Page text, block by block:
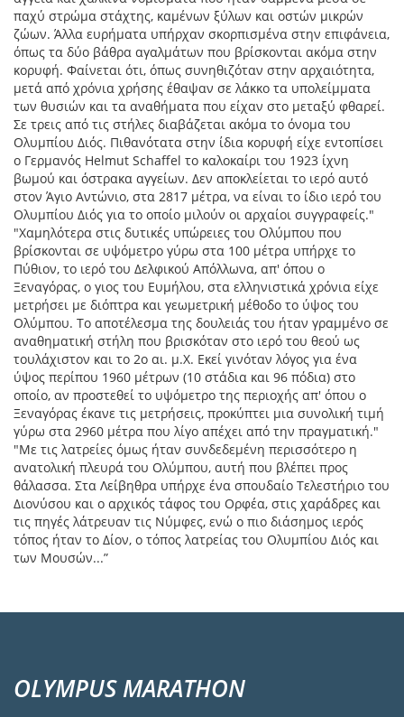
παχύ στρώμα στάχτης, καμένων ξύλων και οστών μικρών
ζώων. Άλλα ευρήματα υπήρχαν σκορπισμένα στην επιφάνεια,
όπως τα δύο βάθρα αγαλμάτων που βρίσκονται ακόμα στην
κορυφή. Φαίνεται ότι, όπως συνηθιζόταν στην αρχαιότητα,
μετά από χρόνια χρήσης έθαψαν σε λάκκο τα υπολείμματα
των θυσιών και τα αναθήματα που είχαν στο μεταξύ φθαρεί.
Σε τρεις από τις στήλες διαβάζεται ακόμα το όνομα του
Ολυμπίου Διός. Πιθανότατα στην ίδια κορυφή είχε εντοπίσει
ο Γερμανός Helmut Schaffel το καλοκαίρι του 1923 ίχνη
βωμού και όστρακα αγγείων. Δεν αποκλείεται το ιερό αυτό
στον Άγιο Αντώνιο, στα 2817 μέτρα, να είναι το ίδιο ιερό του
Ολυμπίου Διός για το οποίο μιλούν οι αρχαίοι συγγραφείς."
"Χαμηλότερα στις δυτικές υπώρειες του Ολύμπου που
βρίσκονται σε υψόμετρο γύρω στα 100 μέτρα υπήρχε το
Πύθιον, το ιερό του Δελφικού Απόλλωνα, απ' όπου ο
Ξεναγόρας, ο γιος του Ευμήλου, στα ελληνιστικά χρόνια είχε
μετρήσει με διόπτρα και γεωμετρική μέθοδο το ύψος του
Ολύμπου. Το αποτέλεσμα της δουλειάς του ήταν γραμμένο σε
αναθηματική στήλη που βρισκόταν στο ιερό του θεού ως
τουλάχιστον και το 2ο αι. μ.Χ. Εκεί γινόταν λόγος για ένα
ύψος περίπου 1960 μέτρων (10 στάδια και 96 πόδια) στο
οποίο, αν προστεθεί το υψόμετρο της περιοχής απ' όπου ο
Ξεναγόρας έκανε τις μετρήσεις, προκύπτει μια συνολική τιμή
γύρω στα 2960 μέτρα που λίγο απέχει από την πραγματική."
"Με τις λατρείες όμως ήταν συνδεδεμένη περισσότερο η
ανατολική πλευρά του Ολύμπου, αυτή που βλέπει προς
θάλασσα. Στα Λείβηθρα υπήρχε ένα σπουδαίο Τελεστήριο του
Διονύσου και ο αρχικός τάφος του Ορφέα, στις χαράδρες και
τις πηγές λάτρευαν τις Νύμφες, ενώ ο πιο διάσημος ιερός
τόπος ήταν το Δίον, ο τόπος λατρείας του Ολυμπίου Διός και
των Μουσών...”
OLYMPUS MARATHON